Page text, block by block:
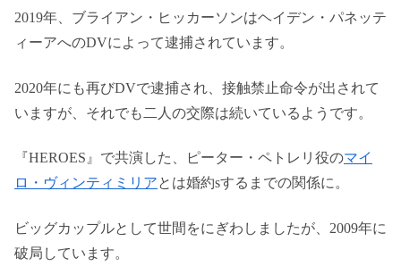
2019年、ブライアン・ヒッカーソンはヘイデン・パネッテ
ィーアへのDVによって逮捕されています。
2020年にも再びDVで逮捕され、接触禁止命令が出されて
いますが、それでも二人の交際は続いているようです。
『HEROES』で共演した、ピーター・ペトレリ役のマイ
ロ・ヴィンティミリアとは婚約sするまでの関係に。
ビッグカップルとして世間をにぎわしましたが、2009年に
破局しています。